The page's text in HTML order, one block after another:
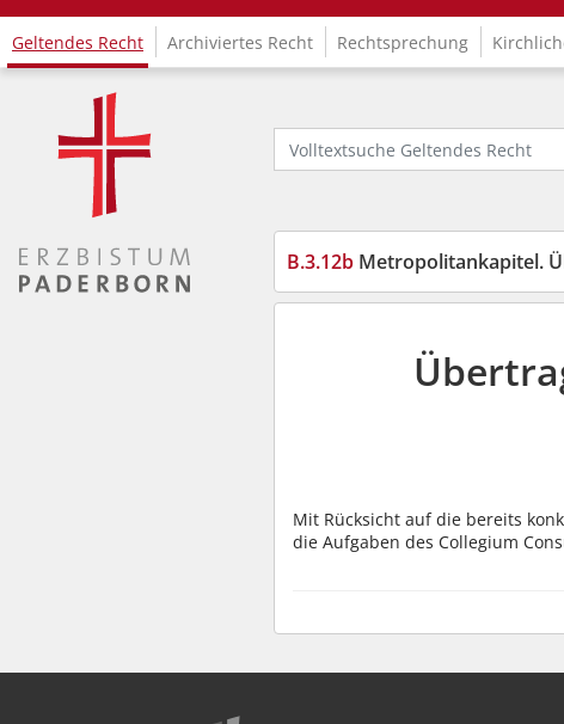
Logo Fachinformationssystem Kirchenrecht
Geltendes Recht Archiviertes Recht Rechtsprechung
Volltextsuche Geltendes Recht
B.3.12b Metropolitankapitel.
Mit Rücksicht auf die bereits
die Aufgaben des Collegium